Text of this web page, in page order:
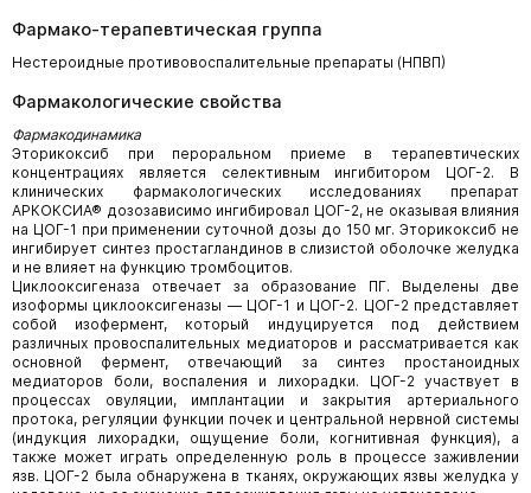
Фармако-терапевтическая группа
Нестероидные противовоспалительные препараты (НПВП)
Фармакологические свойства
Фармакодинамика
Эторикоксиб при пероральном приеме в терапевтических
концентрациях является селективным ингибитором ЦОГ-2. В
клинических фармакологических исследованиях препарат
АРКОКСИА® дозозависимо ингибировал ЦОГ-2, не оказывая влияния
на ЦОГ-1 при применении суточной дозы до 150 мг. Эторикоксиб не
ингибирует синтез простагландинов в слизистой оболочке желудка
и не влияет на функцию тромбоцитов.
Циклооксигеназа отвечает за образование ПГ. Выделены две
изоформы циклооксигеназы — ЦОГ-1 и ЦОГ-2. ЦОГ-2 представляет
собой изофермент, который индуцируется под действием
различных провоспалительных медиаторов и рассматривается как
основной фермент, отвечающий за синтез простаноидных
медиаторов боли, воспаления и лихорадки. ЦОГ-2 участвует в
процессах овуляции, имплантации и закрытия артериального
протока, регуляции функции почек и центральной нервной системы
(индукция лихорадки, ощущение боли, когнитивная функция), а
также может играть определенную роль в процессе заживлении
язв. ЦОГ-2 была обнаружена в тканях, окружающих язвы желудка у